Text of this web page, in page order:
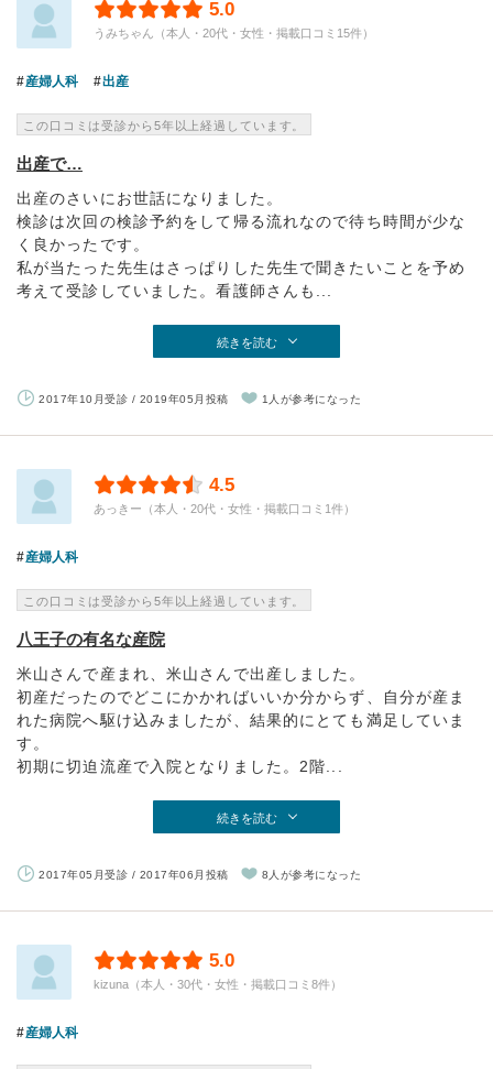
5.0
うみちゃん（本人・20代・女性・掲載口コミ15件）
産婦人科 出産
この口コミは受診から5年以上経過しています。
出産で…
出産のさいにお世話になりました。
検診は次回の検診予約をして帰る流れなので待ち時間が少な
く良かったです。
私が当たった先生はさっぱりした先生で聞きたいことを予め
考えて受診していました。看護師さんも...
続きを読む
2017年10月受診 / 2019年05月投稿 1人が参考になった
4.5
あっきー（本人・20代・女性・掲載口コミ1件）
産婦人科
この口コミは受診から5年以上経過しています。
八王子の有名な産院
米山さんで産まれ、米山さんで出産しました。
初産だったのでどこにかかればいいか分からず、自分が産ま
れた病院へ駆け込みましたが、結果的にとても満足していま
す。
初期に切迫流産で入院となりました。2階...
続きを読む
2017年05月受診 / 2017年06月投稿 8人が参考になった
5.0
kizuna（本人・30代・女性・掲載口コミ8件）
産婦人科